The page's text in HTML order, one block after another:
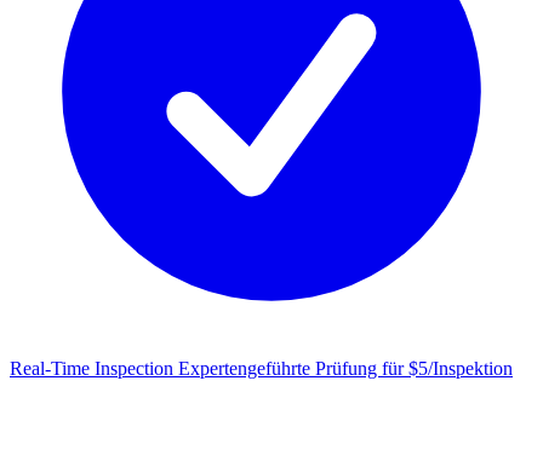
Real-Time Inspection Expertengeführte Prüfung für $5/Inspektion